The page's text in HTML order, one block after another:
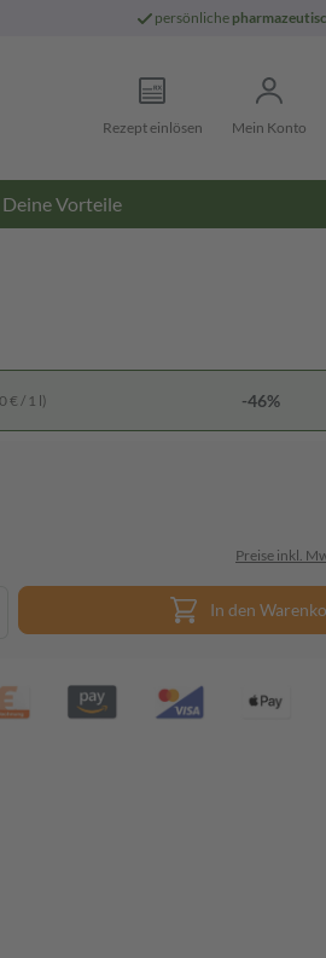
persönliche
Rezept einlösen Mein Konto
Deine Vorteile
€ / 1 l) -46%
Preise inkl.
In den